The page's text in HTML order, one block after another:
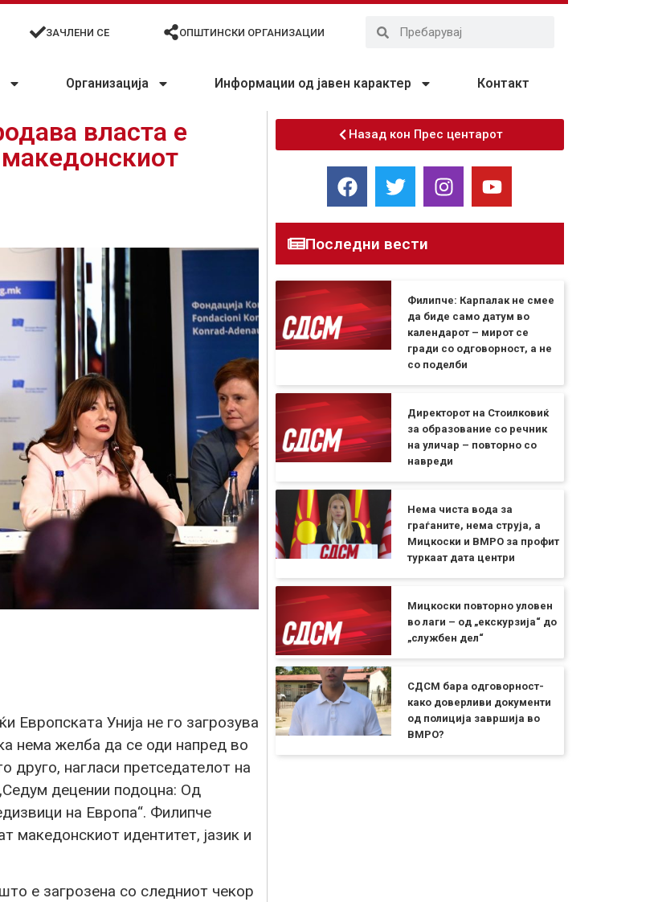
ЗАЧЛЕНИ СЕ ОПШТИНСКИ ОРГАНИЗАЦИИ
Организација Информации од јавен карактер Контакт
власта е
Европската Унија не го загрозува
нема желба да се оди напред во
друго, нагласи претседателот на
децении подоцна: Од
на Европа“. Филипче
македонскиот идентитет, јазик и
е загрозена со следниот чекор
Назад кон Прес центарот
Последни вести
Филипче: Карпалак не смее
да биде само датум во
календарот – мирот се
гради со одговорност, а не
со поделби
Директорот на Стоилковиќ
за образование со речник
на уличар – повторно со
навреди
Нема чиста вода за
граѓаните, нема струја, а
Мицкоски и ВМРО за профит
туркаат дата центри
Мицкоски повторно уловен
во лаги – од „екскурзија“ до
„службен дел“
СДСМ бара одговорност-
како доверливи документи
од полиција завршија во
ВМРО?